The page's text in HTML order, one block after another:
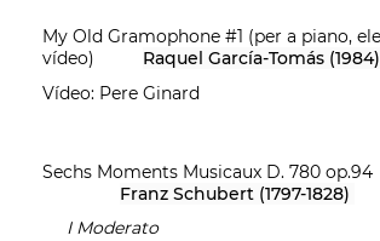
My Old Gramophone #1 (per a piano,
vídeo) Raquel García-Tomás (1984)
Vídeo: Pere Ginard
Sechs Moments Musicaux D.
Franz Schubert (1797-1828)
I Moderato